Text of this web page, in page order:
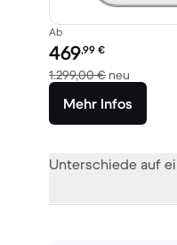
Ab
Preis des erneuerten
469,99 €
1.299,00 € neu
Mehr Infos
Unterschiede auf